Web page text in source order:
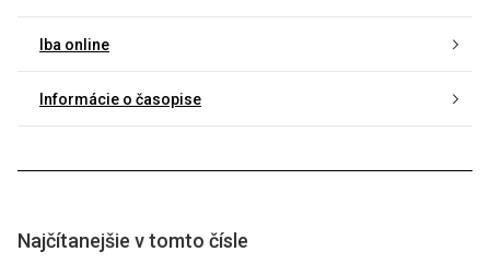
Iba online
Informácie o časopise
Najčítanejšie v tomto čísle